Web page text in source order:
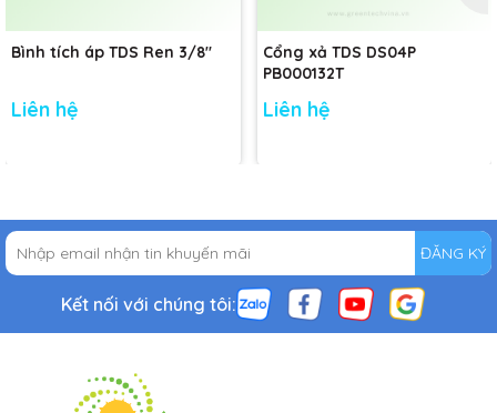
Bình tích áp TDS Ren 3/8"
Liên hệ
Cổng xả TDS DS04P
PB000132T
Liên hệ
ĐĂNG KÝ
Kết nối với chúng tôi: